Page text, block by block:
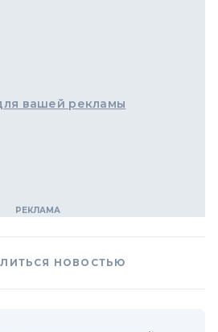
вашей рекламы
НОВОСТЬЮ